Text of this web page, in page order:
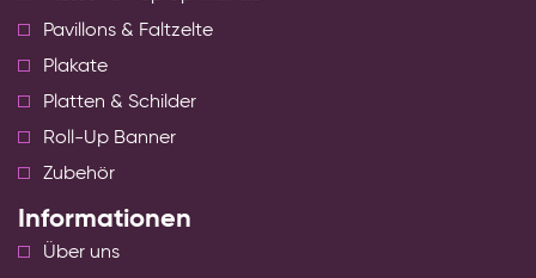
Pavillons & Faltzelte
Plakate
Platten & Schilder
Roll-Up Banner
Zubehör
Informationen
Über uns